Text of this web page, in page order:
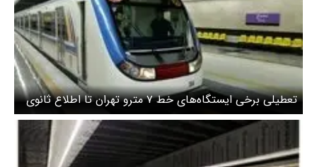
تعطیلی برخی ایستگاه‌های خط ۷ مترو تهران تا اطلاع ثانوی